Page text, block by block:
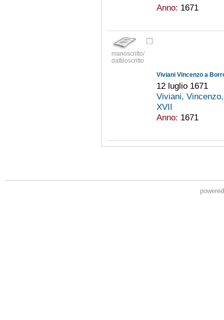
Anno: 1671
manoscritto/
dattiloscritto
Viviani Vincenzo a
12 luglio 1671
Viviani,
XVII
Anno: 1671